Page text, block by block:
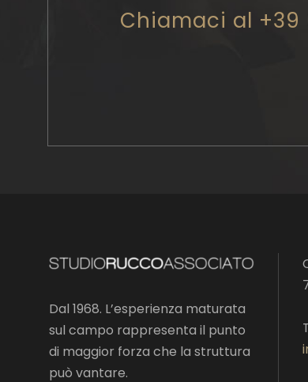
Chiamaci al
Dal 1968. L’esperienza maturata
sul campo rappresenta il punto
di maggior forza che la struttura
può vantare.